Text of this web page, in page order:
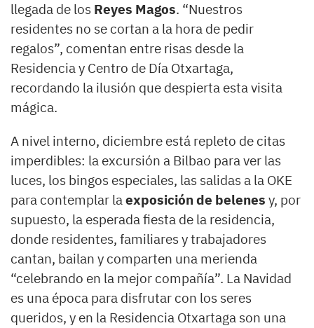
llegada de los Reyes Magos. “Nuestros
residentes no se cortan a la hora de pedir
regalos”, comentan entre risas desde la
Residencia y Centro de Día Otxartaga,
recordando la ilusión que despierta esta visita
mágica.
A nivel interno, diciembre está repleto de citas
imperdibles: la excursión a Bilbao para ver las
luces, los bingos especiales, las salidas a la OKE
para contemplar laexposición de belenes y, por
supuesto, la esperada fiesta de la residencia,
donde residentes, familiares y trabajadores
cantan, bailan y comparten una merienda
“celebrando en la mejor compañía”. La Navidad
es una época para disfrutar con los seres
queridos, y en la Residencia Otxartaga son una